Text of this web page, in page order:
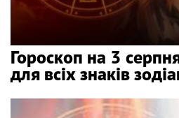
Гороскоп на 3
для всіх знаків